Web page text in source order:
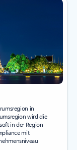
in
wird die
in der Region
mit